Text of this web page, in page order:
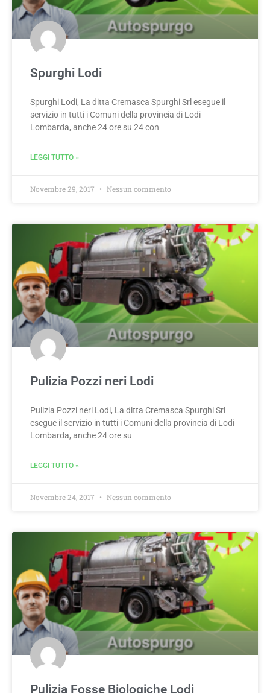
Spurghi Lodi
Spurghi Lodi, La ditta Cremasca Spurghi Srl esegue il
servizio in tutti i Comuni della provincia di Lodi
Lombarda, anche 24 ore su 24 con
LEGGI TUTTO »
Novembre 29, 2017 Nessun commento
Pulizia Pozzi neri Lodi
Pulizia Pozzi neri Lodi, La ditta Cremasca Spurghi Srl
esegue il servizio in tutti i Comuni della provincia di Lodi
Lombarda, anche 24 ore su
LEGGI TUTTO »
Novembre 24, 2017 Nessun commento
Pulizia Fosse Biologiche Lodi